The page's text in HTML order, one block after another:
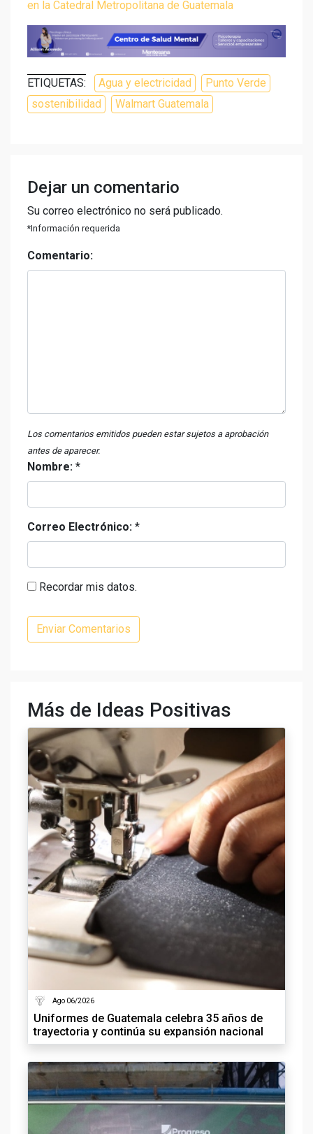
en la Catedral Metropolitana de Guatemala
ETIQUETAS: Agua y electricidad
Punto Verde
sostenibilidad
Walmart Guatemala
Dejar un comentario
Su correo electrónico no será publicado.
*Información requerida
Comentario:
Los comentarios emitidos pueden estar sujetos a aprobación
antes de aparecer.
Nombre: *
Correo Electrónico: *
Recordar mis datos.
Más de Ideas Positivas
Ago 06/2026
Uniformes de Guatemala celebra 35 años de
trayectoria y continúa su expansión nacional